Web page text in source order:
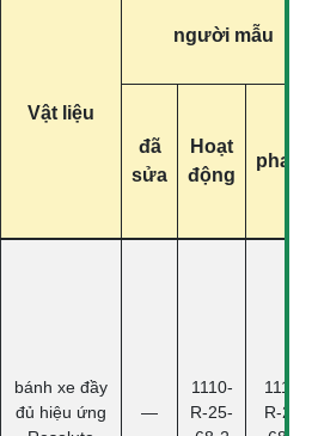
Vật liệu
người mẫu
đã
sửa
Hoạt
động
phanh
bánh xe đầy
đủ hiệu ứng
—
1110-
R-25-
1110-
R-25-